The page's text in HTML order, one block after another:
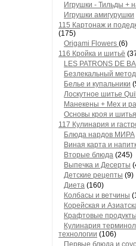
Игрушки - Тильды +
Игрушки амигурушки
115 Картонаж и
(175)
Origami Flowers (6)
116 Кройка и шитьё
LES PATRONS DE
Безлекальный метод
Белье и купальники
Лоскутное шитье
Манекены + Мех и
Основы кроя и шитья
117 Кулинария и
Блюда нардов МИРА
Виная карта и
Вторые блюда (245)
Выпечка и Десерты
Детские рецепты (9)
Диета (160)
Колбасы и ветчины
Корейская и
Крафтовые продукты
Кулинария
технологии (106)
Первые блюда и